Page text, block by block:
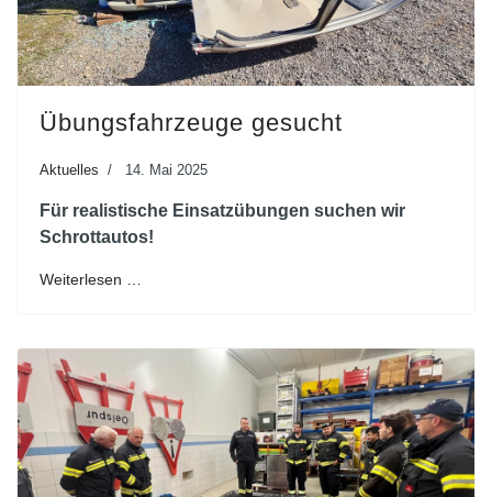
Übungsfahrzeuge gesucht
Aktuelles 14. Mai 2025
Für realistische Einsatzübungen suchen wir
Schrottautos!
Weiterlesen …